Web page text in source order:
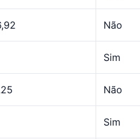
Não
Sim
Não
Sim